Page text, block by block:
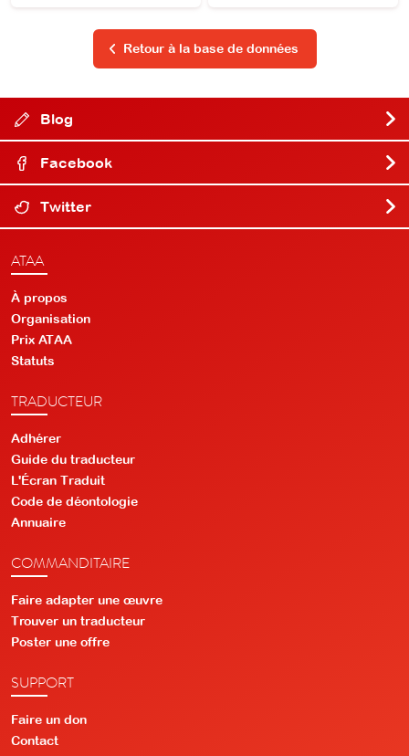
Retour à la base de données
Blog
Facebook
Twitter
ATAA
À propos
Organisation
Prix ATAA
Statuts
TRADUCTEUR
Adhérer
Guide du traducteur
L'Écran Traduit
Code de déontologie
Annuaire
COMMANDITAIRE
Faire adapter une œuvre
Trouver un traducteur
Poster une offre
SUPPORT
Faire un don
Contact